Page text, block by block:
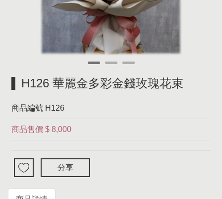
H126 華麗金多彩金錢玫瑰花束
商品編號 H126
商品售價 $ 8,000
分享